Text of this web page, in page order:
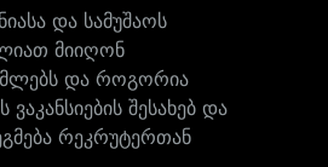
და სამუშაოს
მიიღონ
და როგორია
შესახებ და
რეკრუტერთან